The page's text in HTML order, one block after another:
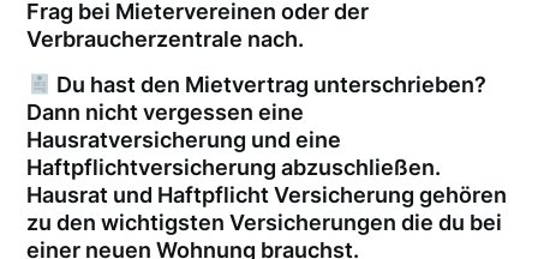
Frag bei Mietervereinen oder der
Verbraucherzentrale nach.
Du hast den Mietvertrag unterschrieben?
Dann nicht vergessen eine
Hausratversicherung und eine
Haftpflichtversicherung abzuschließen.
Hausrat und Haftpflicht Versicherung gehören
zu den wichtigsten Versicherungen die du bei
einer neuen Wohnung brauchst.